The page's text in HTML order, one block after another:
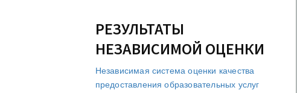
РЕЗУЛЬТАТЫ
НЕЗАВИСИМОЙ ОЦЕНКИ
Независимая система оценки качества
предоставления образовательных услуг